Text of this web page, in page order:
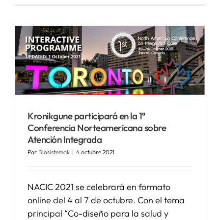
Kronikgune participará en la 1ª
Conferencia Norteamericana sobre
Atención Integrada
Por Biosistemak | 4 octubre 2021
NACIC 2021 se celebrará en formato
online del 4 al 7 de octubre. Con el tema
principal “Co-diseño para la salud y